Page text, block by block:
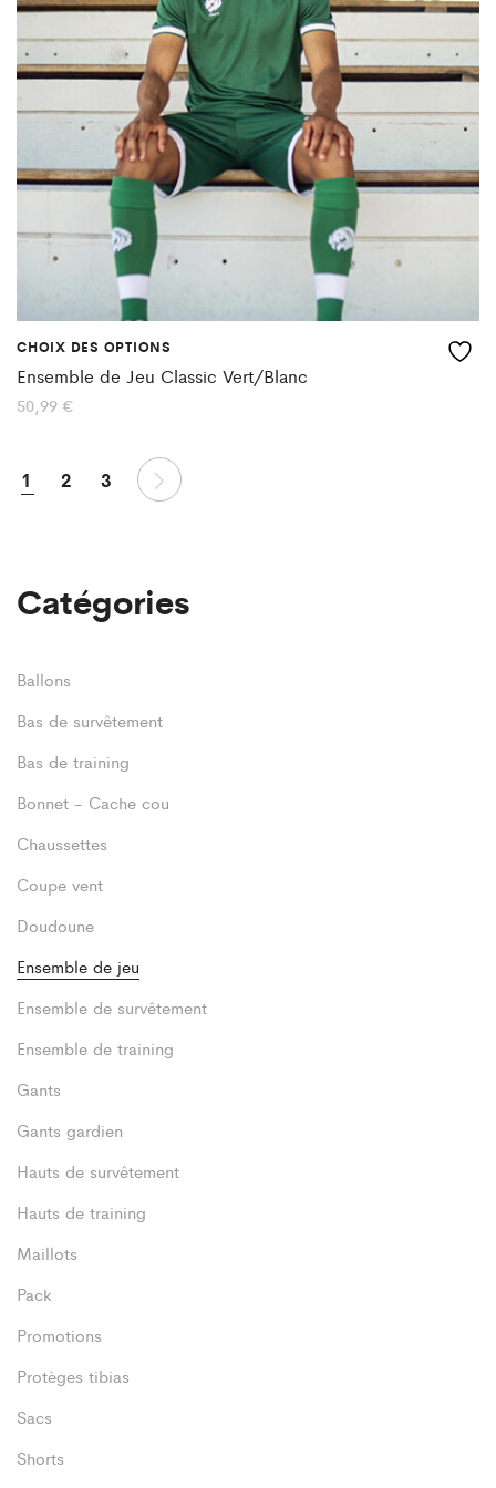
options
peuvent
être
choisies
sur
page
CHOIX DES OPTIONS
produit
plusieurs
options
la
page
du
produit
Ensemble de Jeu Classic Vert/Blanc
50,99 €
1 2 3
Catégories
Ballons
Bas de survêtement
Bas de training
Bonnet - Cache cou
Chaussettes
Coupe vent
Doudoune
Ensemble de jeu
Ensemble de survêtement
Ensemble de training
Gants
Gants gardien
Hauts de survêtement
Hauts de training
Maillots
Pack
Promotions
Protèges tibias
Sacs
Shorts